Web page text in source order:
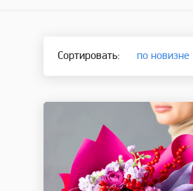
Сортировать: по новизне